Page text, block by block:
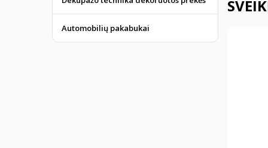
Automobilių pakabukai